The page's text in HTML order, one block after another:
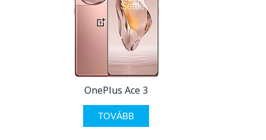
OnePlus Ace 3
TOVÁBB